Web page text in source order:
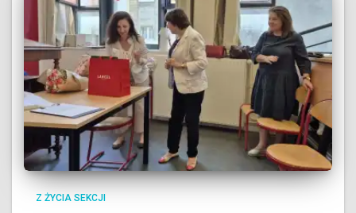
Z ŻYCIA SEKCJI